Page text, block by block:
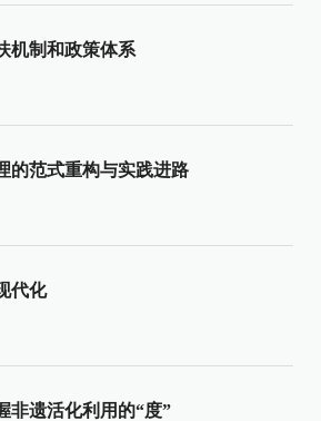
机制和政策体系
的范式重构与实践进路
代化
非遗活化利用的“度”